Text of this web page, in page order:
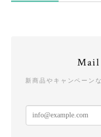
Mail
新商品やキャンペーン